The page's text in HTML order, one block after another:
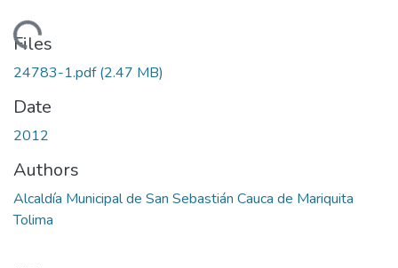
Loading...
Files
24783-1.pdf(2.47 MB)
Date
2012
Authors
Alcaldía Municipal de San Sebastián Cauca de Mariquita
Tolima